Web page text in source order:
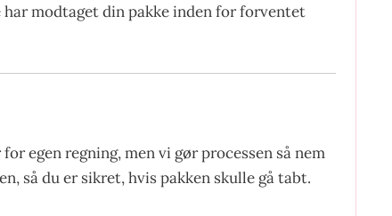
modtaget din pakke inden for forventet
egen regning, men vi gør processen så nem
så du er sikret, hvis pakken skulle gå tabt.